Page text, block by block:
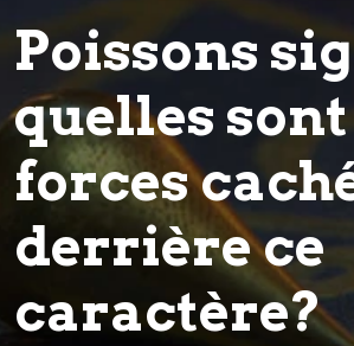
Poissons
quelles
forces
derrière ce
caractère?